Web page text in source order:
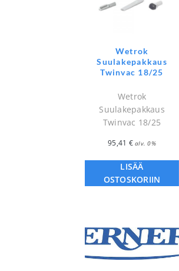
Wetrok
Suulakepakkaus
Twinvac 18/25
Wetrok
Suulakepakkaus
Twinvac 18/25
95,41 € alv. 0%
LISÄÄ
OSTOSKORIIN